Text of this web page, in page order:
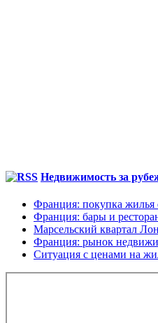
Недвижимость за
Франция: покупка жилья
Франция: бары и
Марсельский квартал
Франция: рынок
Ситуация с ценами на